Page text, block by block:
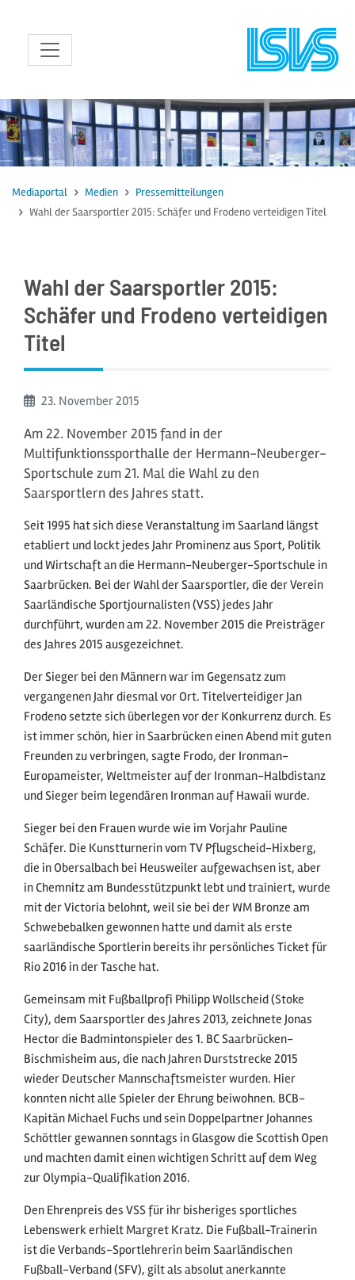
zum Inhalt
Mediaportal Medien
Pressemitteilungen
Wahl der Saarsportler 2015: Schäfer und Frodeno verteidigen Titel
Wahl der Saarsportler 2015:
Schäfer und Frodeno verteidigen
Titel
Beginn:
23. November2015
Am 22. November 2015 fand in der
Multifunktionssporthalle der Hermann-Neuberger-
Sportschule zum 21. Mal die Wahl zu den
Saarsportlern des Jahres statt.
Seit 1995 hat sich diese Veranstaltung im Saarland längst
etabliert und lockt jedes Jahr Prominenz aus Sport, Politik
und Wirtschaft an die Hermann-Neuberger-Sportschule in
Saarbrücken. Bei der Wahl der Saarsportler, die der Verein
Saarländische Sportjournalisten (VSS) jedes Jahr
durchführt, wurden am 22. November 2015 die Preisträger
des Jahres 2015 ausgezeichnet.
Der Sieger bei den Männern war im Gegensatz zum
vergangenen Jahr diesmal vor Ort. Titelverteidiger Jan
Frodeno setzte sich überlegen vor der Konkurrenz durch. Es
ist immer schön, hier in Saarbrücken einen Abend mit guten
Freunden zu verbringen, sagte Frodo, der Ironman-
Europameister, Weltmeister auf der Ironman-Halbdistanz
und Sieger beim legendären Ironman auf Hawaii wurde.
Sieger bei den Frauen wurde wie im Vorjahr Pauline
Schäfer. Die Kunstturnerin vom TV Pflugscheid-Hixberg,
die in Obersalbach bei Heusweiler aufgewachsen ist, aber
in Chemnitz am Bundesstützpunkt lebt und trainiert, wurde
mit der Victoria belohnt, weil sie bei der WM Bronze am
Schwebebalken gewonnen hatte und damit als erste
saarländische Sportlerin bereits ihr persönliches Ticket für
Rio 2016 in der Tasche hat.
Gemeinsam mit Fußballprofi Philipp Wollscheid (Stoke
City), dem Saarsportler des Jahres 2013, zeichnete Jonas
Hector die Badmintonspieler des 1. BC Saarbrücken-
Bischmisheim aus, die nach Jahren Durststrecke 2015
wieder Deutscher Mannschaftsmeister wurden. Hier
konnten nicht alle Spieler der Ehrung beiwohnen. BCB-
Kapitän Michael Fuchs und sein Doppelpartner Johannes
Schöttler gewannen sonntags in Glasgow die Scottish Open
und machten damit einen wichtigen Schritt auf dem Weg
zur Olympia-Qualifikation 2016.
Den Ehrenpreis des VSS für ihr bisheriges sportliches
Lebenswerk erhielt Margret Kratz. Die Fußball-Trainerin
ist die Verbands-Sportlehrerin beim Saarländischen
Fußball-Verband (SFV), gilt als absolut anerkannte